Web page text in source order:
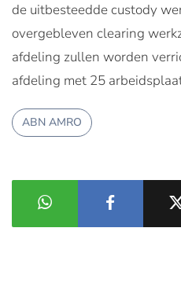
de uitbesteedde custody
overgebleven clearing
afdeling zullen worden
afdeling met 25
ABN AMRO